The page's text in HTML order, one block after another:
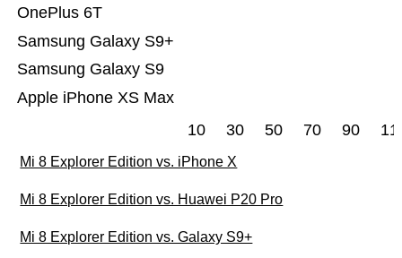
Apple iPhone XS Max
Samsung Galaxy S9
Samsung Galaxy S9+
OnePlus 6T
10 30 50 70 90
Mi 8 Explorer Edition vs. iPhone X
Mi 8 Explorer Edition vs. Huawei P20 Pro
Mi 8 Explorer Edition vs. Galaxy S9+